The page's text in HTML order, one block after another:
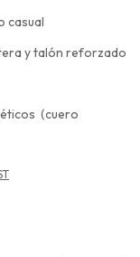
casual
y talón reforzado
(cuero